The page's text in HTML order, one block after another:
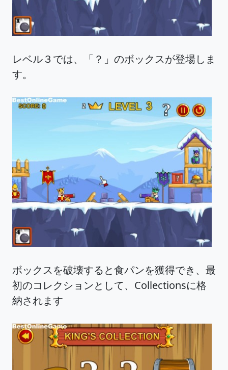
レベル３では、「？」のボックスが登場しま
す。
ボックスを破壊すると食パンを獲得でき、最
初のコレクションとして、Collectionsに格
納されます